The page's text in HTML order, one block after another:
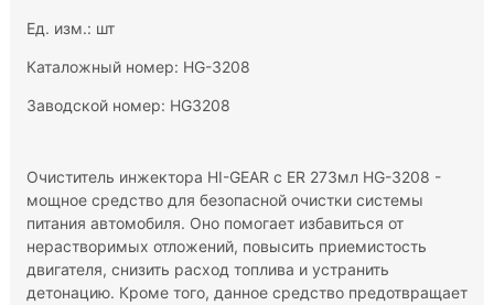
Ед. изм.: шт
Каталожный номер: HG-3208
Заводской номер: HG3208
Очиститель инжектора HI-GEAR с ER 273мл HG-3208 -
мощное средство для безопасной очистки системы
питания автомобиля. Оно помогает избавиться от
нерастворимых отложений, повысить приемистость
двигателя, снизить расход топлива и устранить
детонацию. Кроме того, данное средство предотвращает